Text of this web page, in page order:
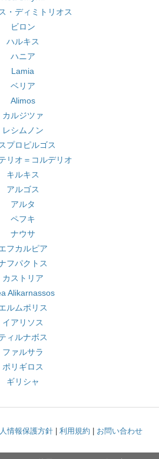
・ディミトリオス
ビロン
ハルキス
ハニア
Lamia
ベリア
Alimos
カルジツァ
レシムノン
プロピルゴス
リオ＝コルデリオ
キルキス
アルゴス
アルタ
ペフキ
ナウサ
フカルピア
フパクトス
カストリア
Alikarnassos
ルムポリス
イアリソス
ィルナボス
ファルサラ
ポリギロス
ギリシャ
情報保護方針 利用規約 お問い合わせ